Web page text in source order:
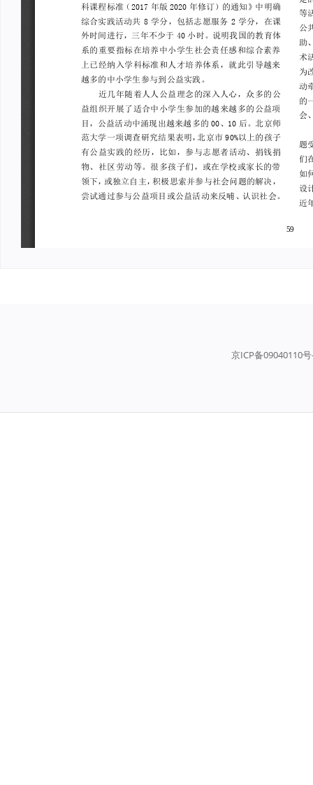
京ICP备09040110